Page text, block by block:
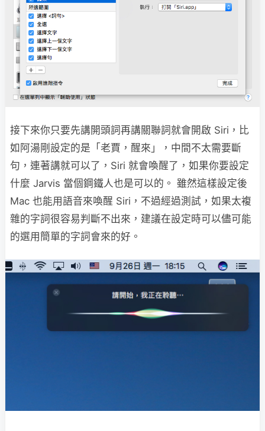
接下來你只要先講開頭詞再講關聯詞就會開啟 Siri，比
如阿湯剛設定的是「老賈，醒來」，中間不太需要斷
句，連著講就可以了，Siri 就會喚醒了，如果你要設定
什麼 Jarvis 當個鋼鐵人也是可以的。 雖然這樣設定後
Mac 也能用語音來喚醒 Siri，不過經過測試，如果太複
雜的字詞很容易判斷不出來，建議在設定時可以儘可能
的選用簡單的字詞會來的好。